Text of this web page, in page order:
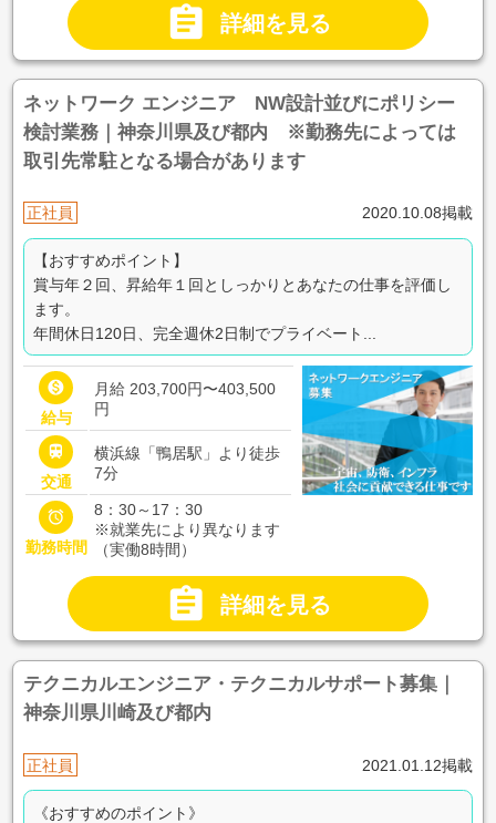
 詳細を見る
ネットワーク エンジニア NW設計並びにポリシー
検討業務｜神奈川県及び都内 ※勤務先によっては
取引先常駐となる場合があります
正社員 2020.10.08掲載
【おすすめポイント】
賞与年２回、昇給年１回としっかりとあなたの仕事を評価し
ます。
年間休日120日、完全週休2日制でプライベート...

給与
月給 203,700円〜403,500
円

交通
横浜線「鴨居駅」より徒歩
7分

勤務時間
8：30～17：30
※就業先により異なります
（実働8時間）
 詳細を見る
テクニカルエンジニア・テクニカルサポート募集｜
神奈川県川崎及び都内
正社員 2021.01.12掲載
《おすすめのポイント》